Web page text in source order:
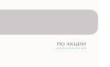
ПО АКЦИИ